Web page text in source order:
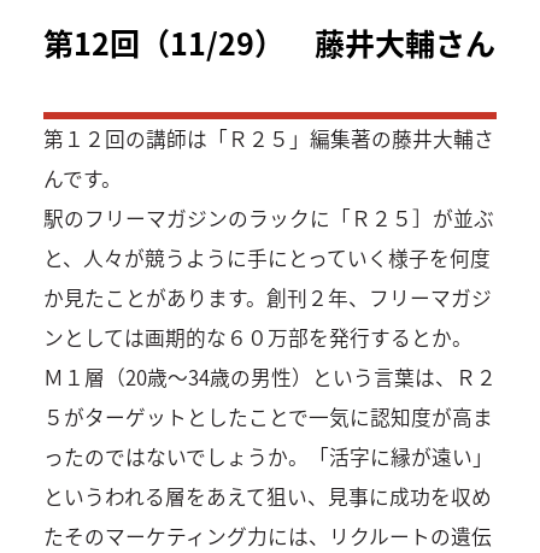
第12回（11/29） 藤井大輔さん
第１２回の講師は「Ｒ２５」編集著の藤井大輔さ
んです。
駅のフリーマガジンのラックに「Ｒ２５］が並ぶ
と、人々が競うように手にとっていく様子を何度
か見たことがあります。創刊２年、フリーマガジ
ンとしては画期的な６０万部を発行するとか。
Ｍ１層（20歳～34歳の男性）という言葉は、Ｒ２
５がターゲットとしたことで一気に認知度が高ま
ったのではないでしょうか。「活字に縁が遠い」
というわれる層をあえて狙い、見事に成功を収め
たそのマーケティング力には、リクルートの遺伝